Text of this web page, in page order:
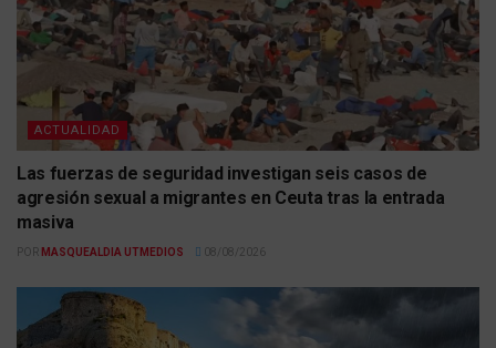
ACTUALIDAD
Las fuerzas de seguridad investigan seis casos de
agresión sexual a migrantes en Ceuta tras la entrada
masiva
POR MASQUEALDIA UTMEDIOS 08/08/2026